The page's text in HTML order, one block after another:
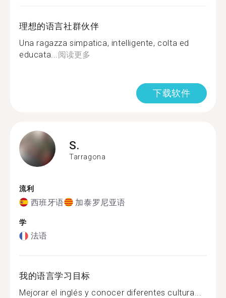
理想的语言社群伙伴
Una ragazza simpatica, intelligente, colta ed
educata...阅读更多
下载软件
S.
Tarragona
流利
西班牙语 加泰罗尼亚语
学
法语
我的语言学习目标
Mejorar el inglés y conocer diferentes cultura...